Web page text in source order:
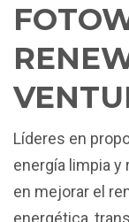
Líderes en
energía limpia y
en mejorar el
energética,